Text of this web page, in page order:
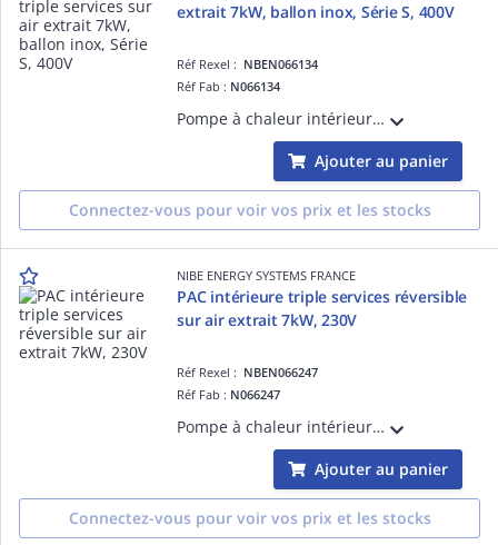
extrait 7kW, ballon inox, Série S, 400V
Réf Rexel : NBEN066134
Réf Fab : N066134
Pompe à chaleur intérieure triple services sur air extrait 7kW, ballon inox, Série S, 400V
Ajouter au panier
Connectez-vous pour voir vos prix et les stocks
NIBE ENERGY SYSTEMS FRANCE
PAC intérieure triple services réversible
sur air extrait 7kW, 230V
Réf Rexel : NBEN066247
Réf Fab : N066247
Pompe à chaleur intérieure triple services réversible sur air extrait 7kW, ballon inox, Série S, 230V
Ajouter au panier
Connectez-vous pour voir vos prix et les stocks